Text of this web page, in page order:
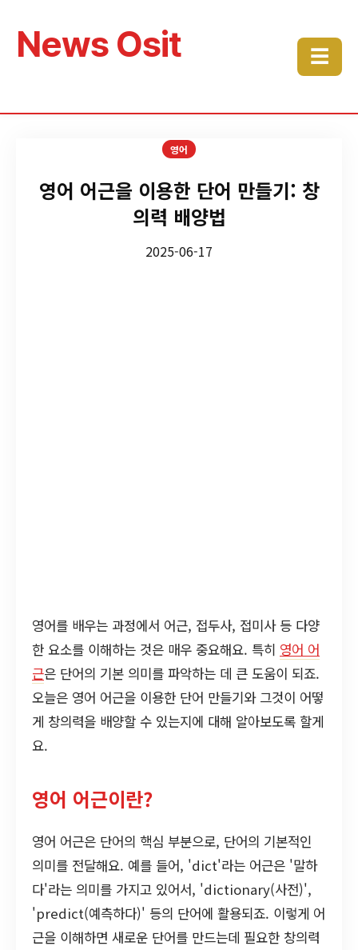
News Osit ☰
영어
영어 어근을 이용한 단어 만들기: 창
의력 배양법
2025-06-17
영어를 배우는 과정에서 어근, 접두사, 접미사 등 다양
한 요소를 이해하는 것은 매우 중요해요. 특히 영어 어
근은 단어의 기본 의미를 파악하는 데 큰 도움이 되죠.
오늘은 영어 어근을 이용한 단어 만들기와 그것이 어떻
게 창의력을 배양할 수 있는지에 대해 알아보도록 할게
요.
영어 어근이란?
영어 어근은 단어의 핵심 부분으로, 단어의 기본적인
의미를 전달해요. 예를 들어, 'dict'라는 어근은 '말하
다'라는 의미를 가지고 있어서, 'dictionary(사전)',
'predict(예측하다)' 등의 단어에 활용되죠. 이렇게 어
근을 이해하면 새로운 단어를 만드는데 필요한 창의력